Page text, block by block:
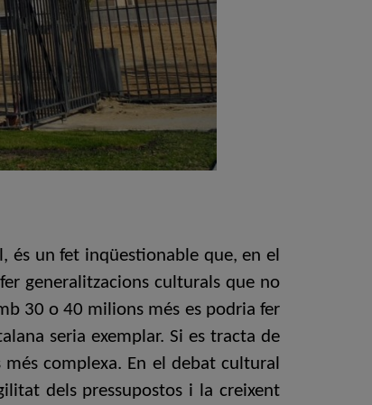
un fet inqüestionable que, en el
generalitzacions culturals que no
30 o 40 milions més es podria fer
seria exemplar. Si es tracta de
complexa. En el debat cultural
dels pressupostos i la creixent